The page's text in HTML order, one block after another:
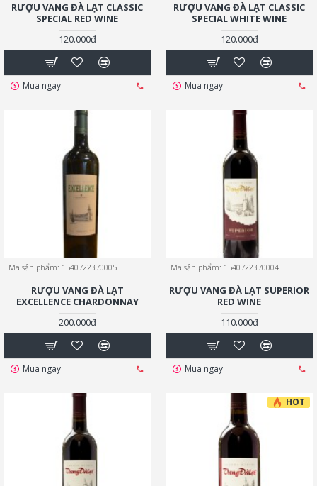
RƯỢU VANG ĐÀ LẠT CLASSIC
SPECIAL RED WINE
120.000đ
Mua ngay
RƯỢU VANG ĐÀ LẠT CLASSIC
SPECIAL WHITE WINE
120.000đ
Mua ngay
Mã sản phẩm: 1540722370005
RƯỢU VANG ĐÀ LẠT
EXCELLENCE CHARDONNAY
200.000đ
Mua ngay
Mã sản phẩm: 1540722370004
RƯỢU VANG ĐÀ LẠT SUPERIOR
RED WINE
110.000đ
Mua ngay
HOT